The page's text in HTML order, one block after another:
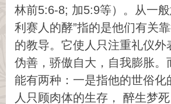
林前5:6-8; 加5:9等）。从一
利赛人的酵”指的是他们有关
的教导。它使人只注重礼仪外
伪善，骄傲自大，自我膨胀。
能有两种：一是指他的世俗化
人只顾肉体的生存， 醉生梦